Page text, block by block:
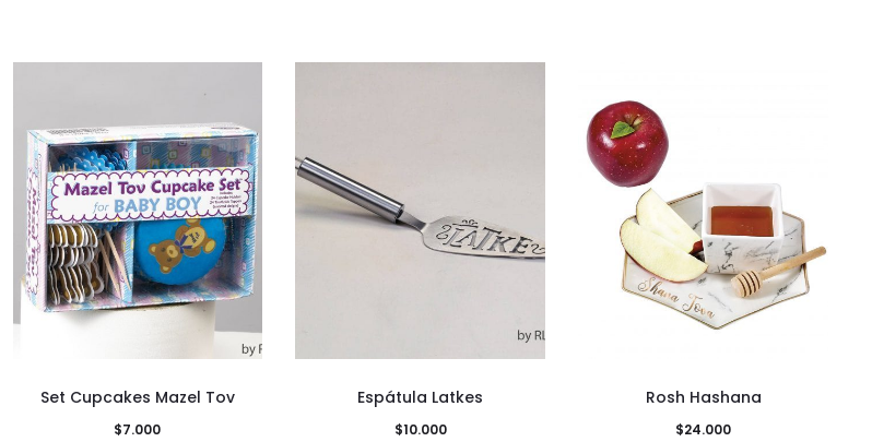
Set Cupcakes Mazel Tov
$7.000
Espátula Latkes
$10.000
Rosh Hashana
$24.000